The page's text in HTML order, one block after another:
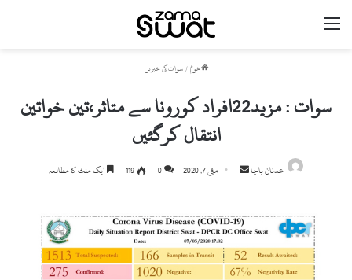
مینو
ھوم / سوات کی خبریں
سوات : مزید22افراد کورونا سے متاثر،تین خواتین
انتقال کرگئیں
عدنان باچا
Send مئی 7, 2020 0
119 ایک منٹ کا مطالعہ